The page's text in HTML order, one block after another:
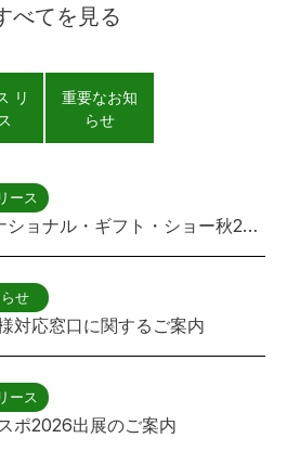
べてを見る
リ
重要なお知
らせ
ース
第102回東京インターナショナル・ギフト・ショー秋2026出展のご案内
せ
対応窓口に関するご案内
ース
ポ2026出展のご案内